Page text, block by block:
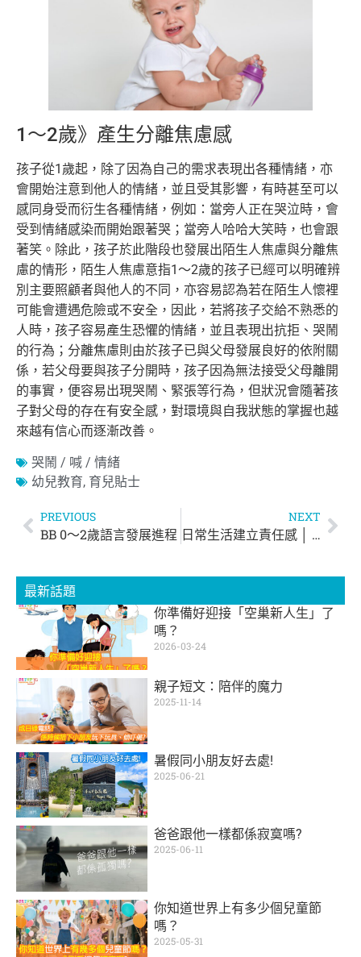
1～2歲》產生分離焦慮感
孩子從1歲起，除了因為自己的需求表現出各種情緒，亦
會開始注意到他人的情緒，並且受其影響，有時甚至可以
感同身受而衍生各種情緒，例如：當旁人正在哭泣時，會
受到情緒感染而開始跟著哭；當旁人哈哈大笑時，也會跟
著笑。除此，孩子於此階段也發展出陌生人焦慮與分離焦
慮的情形，陌生人焦慮意指1～2歲的孩子已經可以明確辨
別主要照顧者與他人的不同，亦容易認為若在陌生人懷裡
可能會遭遇危險或不安全，因此，若將孩子交給不熟悉的
人時，孩子容易產生恐懼的情緒，並且表現出抗拒、哭鬧
的行為；分離焦慮則由於孩子已與父母發展良好的依附關
係，若父母要與孩子分開時，孩子因為無法接受父母離開
的事實，便容易出現哭鬧、緊張等行為，但狀況會隨著孩
子對父母的存在有安全感，對環境與自我狀態的掌握也越
來越有信心而逐漸改善。
哭鬧 / 喊 / 情緒
幼兒教育, 育兒貼士
PREVIOUS
BB 0～2歲語言發展進程
NEXT
日常生活建立責任感 │ 慈慧幼苗
最新話題
你準備好迎接「空巢新人生」了
嗎？
2026-03-24
親子短文：陪伴的魔力
2025-11-14
暑假同小朋友好去處!
2025-06-21
爸爸跟他一樣都係寂寞嗎?
2025-06-11
你知道世界上有多少個兒童節
嗎？
2025-05-31